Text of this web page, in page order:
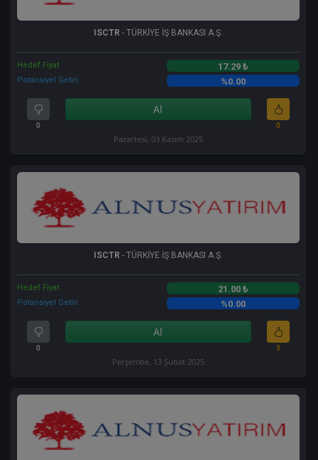
ISCTR - TÜRKİYE İŞ BANKASI A.Ş.
Hedef Fiyat 17.29 ₺
Potansiyel Getiri %0.00
0
Al
0
Pazartesi, 03 Kasım 2025
ISCTR - TÜRKİYE İŞ BANKASI A.Ş.
Hedef Fiyat 21.00 ₺
Potansiyel Getiri %0.00
0
Al
3
Perşembe, 13 Şubat 2025